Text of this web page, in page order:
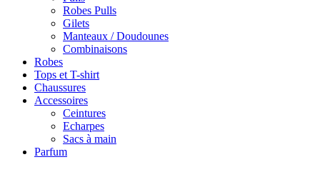
Robes Pulls
Gilets
Manteaux / Doudounes
Combinaisons
Robes
Tops et T-shirt
Chaussures
Accessoires
Ceintures
Echarpes
Sacs à main
Parfum